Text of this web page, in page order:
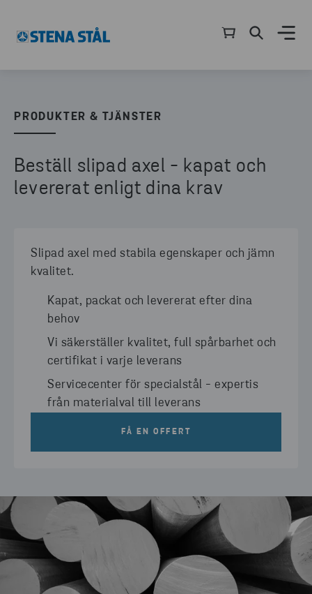
PRODUKTER & TJÄNSTER
Beställ slipad axel - kapat och
levererat enligt dina krav
Slipad axel med stabila egenskaper och jämn
kvalitet.
Kapat, packat och levererat efter dina
behov
Vi säkerställer kvalitet, full spårbarhet och
certifikat i varje leverans
Servicecenter för specialstål - expertis
från materialval till leverans
FÅ EN OFFERT